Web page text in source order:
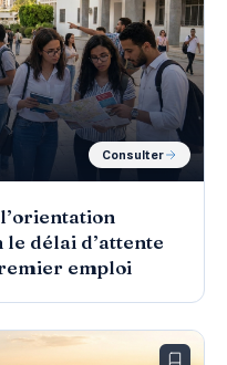
Consulter
délai d’attente
emploi